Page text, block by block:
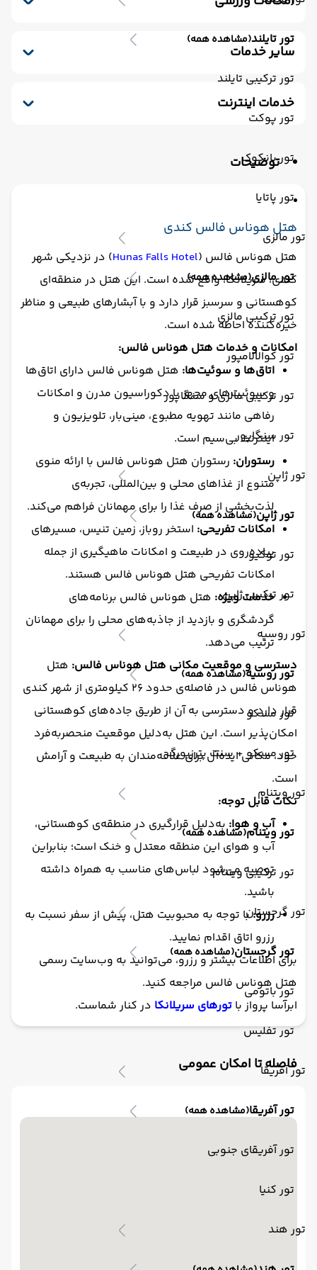
تور تایلند(مشاهده همه)
تور ترکیبی تایلند
تور پوکت
تور بانکوک
تور پاتایا
تور مالزی
تور مالزی(مشاهده همه)
تور ترکیبی مالزی
تور کوالالامپور
تور ترکیبی مالزی و سنگاپور
تور سنگاپور
تور ژاپن
تور ژاپن(مشاهده همه)
تور توکیو
تور ترکیبی ژاپن
تور روسیه
تور روسیه(مشاهده همه)
تور مسکو
تور مسکو + سنت پترزبورگ
تور ویتنام
تور ویتنام(مشاهده همه)
تور ترکیبی ویتنام
تور گرجستان
تور گرجستان(مشاهده همه)
تور باتومی
تور تفلیس
تور آفریقا
تور آفریقا(مشاهده همه)
تور آفریقای جنوبی
تور کنیا
تور هند
مینی بار رایگان
کافی شاپ
خشکشویی
صندوق امانات
کافی شاپ فضای باز
سایر خدمات
ترانسفر رفت (استقبال)
مکالمه کارکنان - مسلط به زبان انگلیسی
ترانسفر برگشت (بدرقه)
خدمات اینترنت
اینترنت
توضیحات
هتل هوناس فالس کندی
هتل هوناس فالس (Hunas Falls Hotel) در نزدیکی شهر
کندی، سریلانکا، واقع شده است. این هتل در منطقه‌ای
کوهستانی و سرسبز قرار دارد و با آبشارهای طبیعی و مناظر
خیره‌کننده احاطه شده است.
امکانات و خدمات هتل هوناس فالس:
اتاق‌ها و سوئیت‌ها: هتل هوناس فالس دارای اتاق‌ها
و سوئیت‌های مجهز با دکوراسیون مدرن و امکانات
رفاهی مانند تهویه مطبوع، مینی‌بار، تلویزیون و
اینترنت بی‌سیم است.
رستوران: رستوران هتل هوناس فالس با ارائه منوی
متنوع از غذاهای محلی و بین‌المللی، تجربه‌ی
لذت‌بخشی از صرف غذا را برای مهمانان فراهم می‌کند.
امکانات تفریحی: استخر روباز، زمین تنیس، مسیرهای
پیاده‌روی در طبیعت و امکانات ماهیگیری از جمله
امکانات تفریحی هتل هوناس فالس هستند.
خدمات ویژه: هتل هوناس فالس برنامه‌های
گردشگری و بازدید از جاذبه‌های محلی را برای مهمانان
ترتیب می‌دهد.
دسترسی و موقعیت مکانی هتل هوناس فالس: هتل
هوناس فالس در فاصله‌ی حدود ۲۶ کیلومتری از شهر کندی
قرار دارد و دسترسی به آن از طریق جاده‌های کوهستانی
امکان‌پذیر است. این هتل به‌دلیل موقعیت منحصربه‌فرد
خود، مکانی ایده‌آل برای علاقه‌مندان به طبیعت و آرامش
است.
نکات قابل توجه:
آب و هوا:به‌دلیل قرارگیری در منطقه‌ی کوهستانی،
آب و هوای این منطقه معتدل و خنک است؛ بنابراین
توصیه می‌شود لباس‌های مناسب به همراه داشته
باشید.
رزرو:با توجه به محبوبیت هتل، پیش از سفر نسبت به
رزرو اتاق اقدام نمایید.
برای اطلاعات بیشتر و رزرو، می‌توانید به وب‌سایت رسمی
هتل هوناس فالس مراجعه کنید.
ابرآسا پرواز با تورهای سریلانکا در کنار شماست.
فاصله تا امکان عمومی